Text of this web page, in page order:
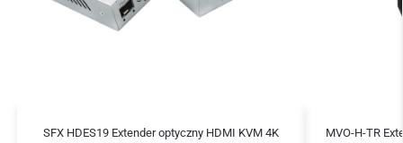
SFX HDES19 Extender optyczny HDMI KVM 4K
MVO-H-TR